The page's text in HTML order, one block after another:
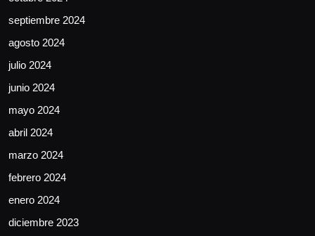
septiembre 2024
agosto 2024
julio 2024
junio 2024
mayo 2024
abril 2024
marzo 2024
febrero 2024
enero 2024
diciembre 2023